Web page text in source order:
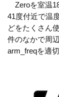
Zeroを室温
41度付近で温
どをたくさん
件のなかで周
arm_freqを適